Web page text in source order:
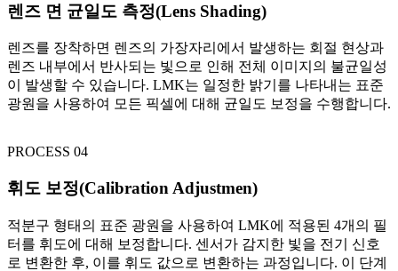
렌즈 면 균일도 측정(Lens Shading)
렌즈를 장착하면 렌즈의 가장자리에서 발생하는 회절 현상과
렌즈 내부에서 반사되는 빛으로 인해 전체 이미지의 불균일성
이 발생할 수 있습니다. LMK는 일정한 밝기를 나타내는 표준
광원을 사용하여 모든 픽셀에 대해 균일도 보정을 수행합니다.
PROCESS 04
휘도 보정(Calibration Adjustmen)
적분구 형태의 표준 광원을 사용하여 LMK에 적용된 4개의 필
터를 휘도에 대해 보정합니다. 센서가 감지한 빛을 전기 신호
로 변환한 후, 이를 휘도 값으로 변환하는 과정입니다. 이 단계